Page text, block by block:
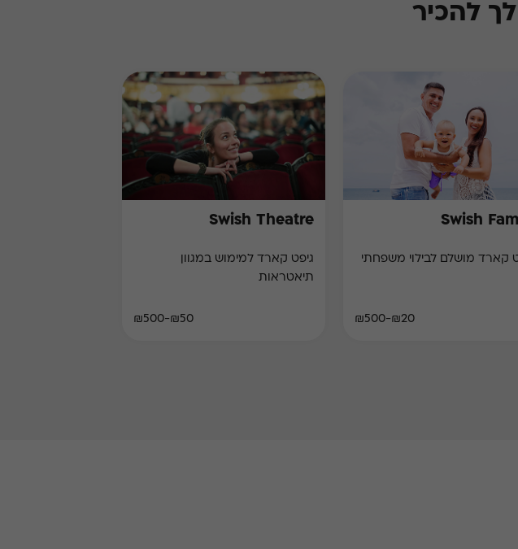
להכיר
Swish
קארד מושלם לבילוי משפחתי
₪20-₪500
Swish Theatre
גיפט קארד למימוש במגוון
תיאטראות
₪50-₪500